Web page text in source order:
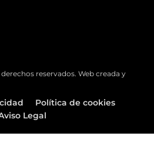
reservados. Web creada y
Política de cookies
Legal